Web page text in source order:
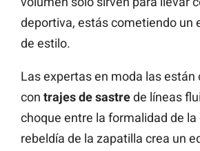
deportiva, estás cometiendo un
de estilo.
Las expertas en moda las están
con trajes de sastrede líneas
choque entre la formalidad de la
rebeldía de la zapatilla crea un